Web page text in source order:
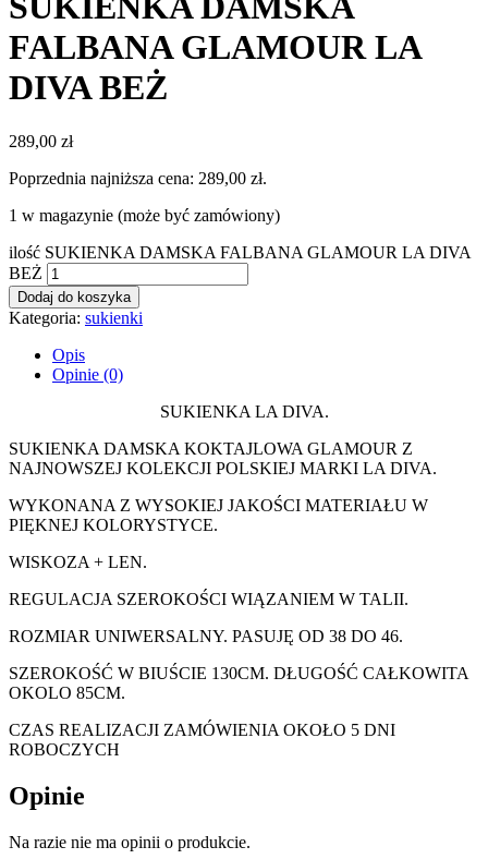
FALBANA GLAMOUR LA
DIVA BEŻ
289,00 zł
Poprzednia najniższa cena: 289,00 zł.
1 w magazynie (może być zamówiony)
ilość SUKIENKA DAMSKA FALBANA GLAMOUR LA DIVA
BEŻ
Dodaj do koszyka
Kategoria: sukienki
Opis
Opinie (0)
SUKIENKA LA DIVA.
SUKIENKA DAMSKA KOKTAJLOWA GLAMOUR Z
NAJNOWSZEJ KOLEKCJI POLSKIEJ MARKI LA DIVA.
WYKONANA Z WYSOKIEJ JAKOŚCI MATERIAŁU W
PIĘKNEJ KOLORYSTYCE.
WISKOZA + LEN.
REGULACJA SZEROKOŚCI WIĄZANIEM W TALII.
ROZMIAR UNIWERSALNY. PASUJĘ OD 38 DO 46.
SZEROKOŚĆ W BIUŚCIE 130CM. DŁUGOŚĆ CAŁKOWITA
OKOLO 85CM.
CZAS REALIZACJI ZAMÓWIENIA OKOŁO 5 DNI
ROBOCZYCH
Opinie
Na razie nie ma opinii o produkcie.